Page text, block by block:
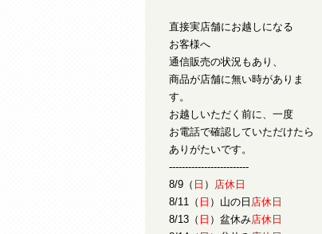
直接実店舗にお越しになる
お客様へ
通信販売の状況もあり、
商品が店舗に無い時がありま
す。
お越しいただく前に、一度
お電話で確認していただけたら
ありがたいです。
-------------------------
8/9（ 日 ） 店休日
8/11（ 日 ）山の日 店休日
8/13（ 日 ）盆休み店休日